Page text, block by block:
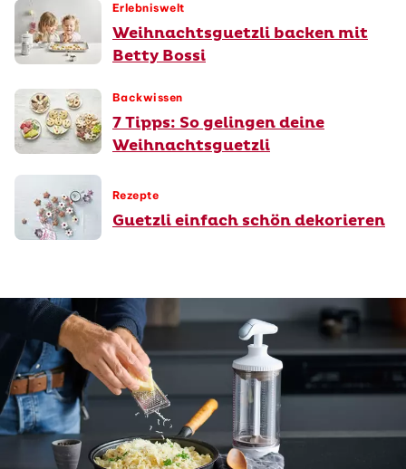
Erlebniswelt
Weihnachtsguetzli backen mit
Betty Bossi
Backwissen
7 Tipps: So gelingen deine
Weihnachtsguetzli
Rezepte
Guetzli einfach schön dekorieren